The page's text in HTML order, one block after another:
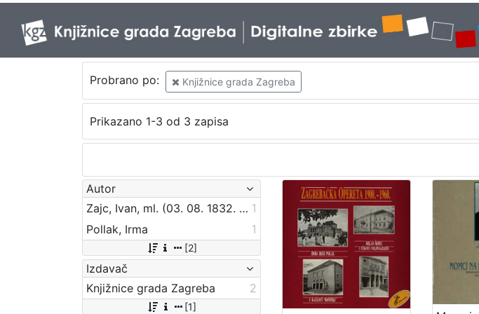
Probrano po: Knjižnice grada Zagreba
Prikazano 1-3 od 3 zapisa
Autor
Zajc, Ivan, ml. (03. 08. 1832. – 16. 12. 1914.) 1
Pollak, Irma
1
[2]
Izdavač
Knjižnice grada Zagreba
2
[1]